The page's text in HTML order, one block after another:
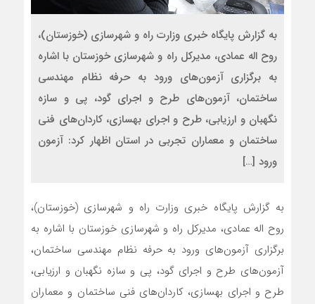
به گزارش پایگاه خبری وزارت راه و شهرسازی (خوزستان)،
روح اله عمادی، مدیرکل راه و شهرسازی خوزستان با اشاره
به برگزاری آزمون‌های ورود به حرفه نظام مهندسی
ساختمان، آزمون‌های طرح و اجرای گود، پی و سازه
نگهبان و ارزیابی، طرح و اجرای بهسازی، کاردان‌های فنی
ساختمان و معماران تجربی در استان اظهار کرد: آزمون
ورود […]
به گزارش پایگاه خبری وزارت راه و شهرسازی (خوزستان)،
روح اله عمادی، مدیرکل راه و شهرسازی خوزستان با اشاره به
برگزاری آزمون‌های ورود به حرفه نظام مهندسی ساختمان،
آزمون‌های طرح و اجرای گود، پی و سازه نگهبان و ارزیابی،
طرح و اجرای بهسازی، کاردان‌های فنی ساختمان و معماران